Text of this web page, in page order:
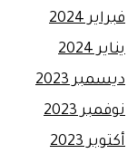
فبراير 2024
يناير 2024
ديسمبر 2023
نوفمبر 2023
أكتوبر 2023